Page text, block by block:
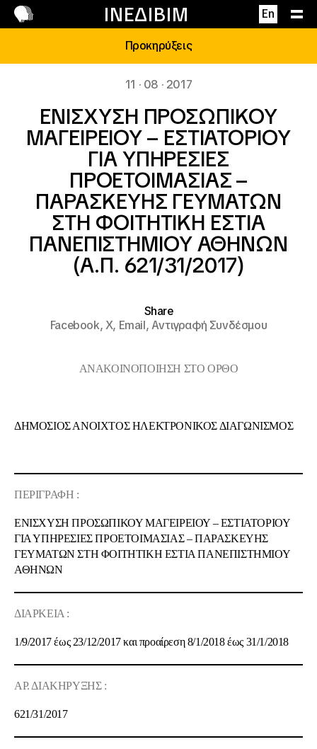
ΙΝΕΔΙΒΙΜ En
Επικοινωνία
Προκηρύξεις
11 · 08 · 2017
ΕΝΙΣΧΥΣΗ ΠΡΟΣΩΠΙΚΟΥ
ΜΑΓΕΙΡΕΙΟΥ – ΕΣΤΙΑΤΟΡΙΟΥ
ΓΙΑ ΥΠΗΡΕΣΙΕΣ
ΠΡΟΕΤΟΙΜΑΣΙΑΣ –
ΠΑΡΑΣΚΕΥΗΣ ΓΕΥΜΑΤΩΝ
ΣΤΗ ΦΟΙΤΗΤΙΚΗ ΕΣΤΙΑ
ΠΑΝΕΠΙΣΤΗΜΙΟΥ ΑΘΗΝΩΝ
(Α.Π. 621/31/2017)
Share
Facebook,X, Email,Αντιγραφή Συνδέσμου
ΑΝΑΚΟΙΝΟΠΟΙΗΣΗ ΣΤΟ ΟΡΘΟ
ΔΗΜΟΣΙΟΣ ΑΝΟΙΧΤΟΣ ΗΛΕΚΤΡΟΝΙΚΟΣ ΔΙΑΓΩΝΙΣΜΟΣ
ΠΕΡΙΓΡΑΦΗ :
ΕΝΙΣΧΥΣΗ ΠΡΟΣΩΠΙΚΟΥ ΜΑΓΕΙΡΕΙΟΥ – ΕΣΤΙΑΤΟΡΙΟΥ
ΓΙΑ ΥΠΗΡΕΣΙΕΣ ΠΡΟΕΤΟΙΜΑΣΙΑΣ – ΠΑΡΑΣΚΕΥΗΣ
ΓΕΥΜΑΤΩΝΣΤΗ ΦΟΙΤΗΤΙΚΗ ΕΣΤΙΑ ΠΑΝΕΠΙΣΤΗΜΙΟΥ
ΑΘΗΝΩΝ
ΔΙΑΡΚΕΙΑ :
1/9/2017 έως 23/12/2017 και προαίρεση 8/1/2018 έως 31/1/2018
ΑΡ. ΔΙΑΚΗΡΥΞΗΣ :
621/31/2017